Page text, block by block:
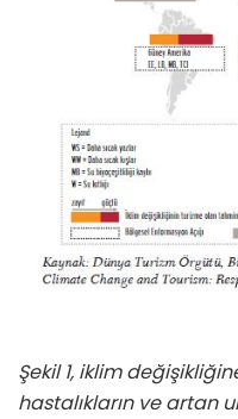
Şekil 1, iklim
hastalıkların ve artan